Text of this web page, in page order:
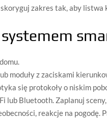
zakres tak, aby listwa
moduły z zaciskami
się protokoły o niskim
lub Bluetooth. Zaplanuj
reakcje na pogodę.